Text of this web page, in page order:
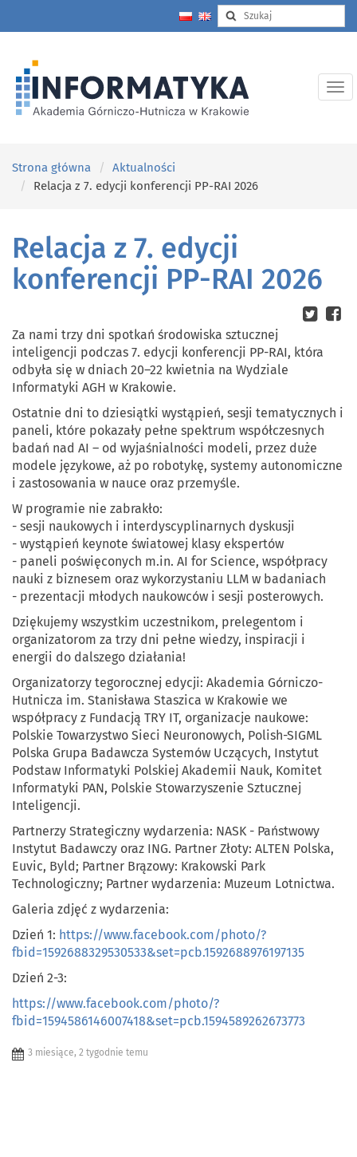
Strona główna
Aktualności
Relacja z 7. edycji konferencji PP-RAI 2026
Relacja z 7. edycji
konferencji PP-RAI 2026
Za nami trzy dni spotkań środowiska sztucznej
inteligencji podczas 7. edycji konferencji PP-RAI, która
odbyła się w dniach 20–22 kwietnia na Wydziale
Informatyki AGH w Krakowie.
Ostatnie dni to dziesiątki wystąpień, sesji tematycznych i
paneli, które pokazały pełne spektrum współczesnych
badań nad AI – od wyjaśnialności modeli, przez duże
modele językowe, aż po robotykę, systemy autonomiczne
i zastosowania w nauce oraz przemyśle.
W programie nie zabrakło:
- sesji naukowych i interdyscyplinarnych dyskusji
- wystąpień keynote światowej klasy ekspertów
- paneli poświęconych m.in. AI for Science, współpracy
nauki z biznesem oraz wykorzystaniu LLM w badaniach
- prezentacji młodych naukowców i sesji posterowych.
Dziękujemy wszystkim uczestnikom, prelegentom i
organizatorom za trzy dni pełne wiedzy, inspiracji i
energii do dalszego działania!
Organizatorzy tegorocznej edycji: Akademia Górniczo-
Hutnicza im. Stanisława Staszica w Krakowie we
współpracy z Fundacją TRY IT, organizacje naukowe:
Polskie Towarzystwo Sieci Neuronowych, Polish-SIGML
Polska Grupa Badawcza Systemów Uczących, Instytut
Podstaw Informatyki Polskiej Akademii Nauk, Komitet
Informatyki PAN, Polskie Stowarzyszenie Sztucznej
Inteligencji.
Partnerzy Strategiczny wydarzenia: NASK - Państwowy
Instytut Badawczy oraz ING. Partner Złoty: ALTEN Polska,
Euvic, Byld; Partner Brązowy: Krakowski Park
Technologiczny; Partner wydarzenia: Muzeum Lotnictwa.
Galeria zdjęć z wydarzenia:
Dzień 1: https://www.facebook.com/photo/?
fbid=1592688329530533&set=pcb.1592688976197135
Dzień 2-3:
https://www.facebook.com/photo/?
fbid=1594586146007418&set=pcb.1594589262673773
3 miesiące, 2 tygodnie temu